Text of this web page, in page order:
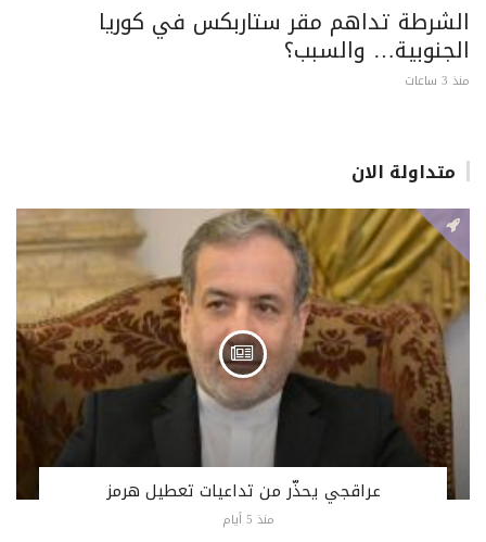
الشرطة تداهم مقر ستاربكس في كوريا
الجنوبية… والسبب؟
منذ 3 ساعات
متداولة الان
عراقجي يحذّر من تداعيات تعطيل هرمز
منذ 5 أيام